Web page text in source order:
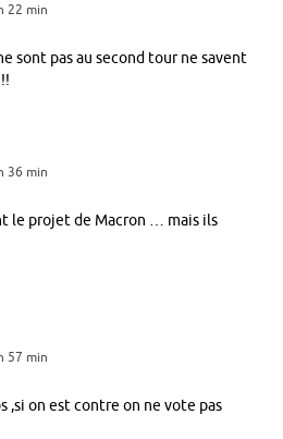
22 min
sont pas au second tour ne savent
36 min
le projet de Macron … mais ils
57 min
,si on est contre on ne vote pas